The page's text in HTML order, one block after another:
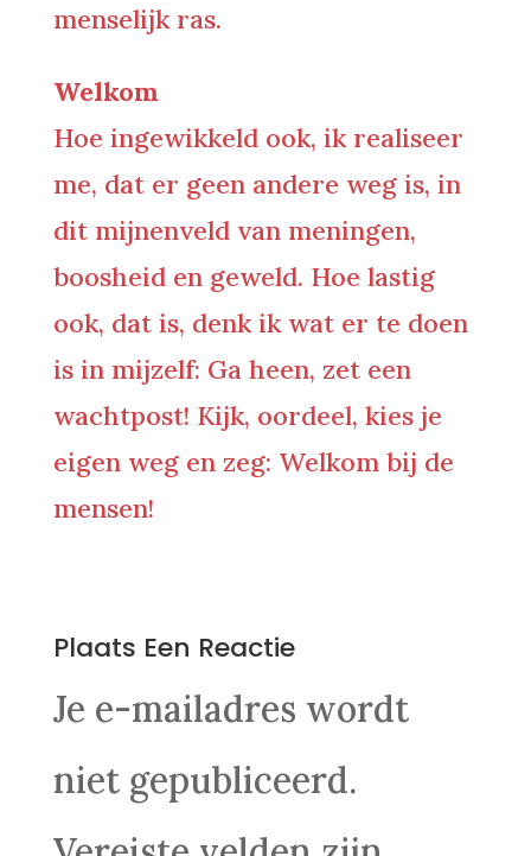
menselijk ras.
Welkom
Hoe ingewikkeld ook, ik realiseer
me, dat er geen andere weg is, in
dit mijnenveld van meningen,
boosheid en geweld. Hoe lastig
ook, dat is, denk ik wat er te doen
is in mijzelf: Ga heen, zet een
wachtpost! Kijk, oordeel, kies je
eigen weg en zeg: Welkom bij de
mensen!
Plaats Een Reactie
Je e-mailadres wordt
niet gepubliceerd.